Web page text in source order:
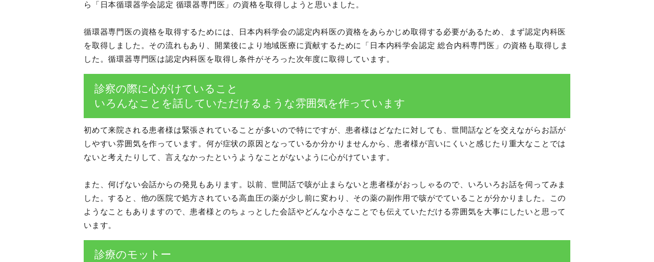
ら「日本循環器学会認定 循環器専門医」の資格を取得しようと思いました。
循環器専門医の資格を取得するためには、日本内科学会の認定内科医の資格をあらかじめ取得する必要があるため、まず認定内科医
を取得しました。その流れもあり、開業後により地域医療に貢献するために「日本内科学会認定 総合内科専門医」の資格も取得しま
した。循環器専門医は認定内科医を取得し条件がそろった次年度に取得しています。
診察の際に心がけていること
いろんなことを話していただけるような雰囲気を作っています
初めて来院される患者様は緊張されていることが多いので特にですが、患者様はどなたに対しても、世間話などを交えながらお話が
しやすい雰囲気を作っています。何が症状の原因となっているか分かりませんから、患者様が言いにくいと感じたり重大なことでは
ないと考えたりして、言えなかったというようなことがないように心がけています。
また、何げない会話からの発見もあります。以前、世間話で咳が止まらないと患者様がおっしゃるので、いろいろお話を伺ってみま
した。すると、他の医院で処方されている高血圧の薬が少し前に変わり、その薬の副作用で咳がでていることが分かりました。この
ようなこともありますので、患者様とのちょっとした会話やどんな小さなことでも伝えていただける雰囲気を大事にしたいと思って
います。
診療のモットー